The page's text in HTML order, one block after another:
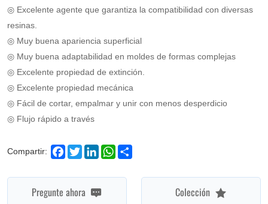
and
compacting
them
with
adhesives.
Continuous
guarantee
stability
◎ Excelente agente que garantiza la compatibilidad con diversas
resinas.
◎ Muy buena apariencia superficial
◎ Muy buena adaptabilidad en moldes de formas complejas
◎ Excelente propiedad de extinción.
◎ Excelente propiedad mecánica
◎ Fácil de cortar, empalmar y unir con menos desperdicio
◎ Flujo rápido a través
Compartir: Facebook
TwitterLinkedInWhatsApp
Pregunte ahora Colección